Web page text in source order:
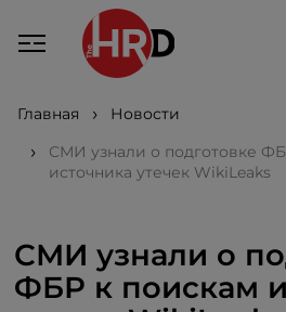
Главная
Новости
СМИ узнали о подготовке
источника утечек WikiLeaks
СМИ узнали о
ФБР к поискам